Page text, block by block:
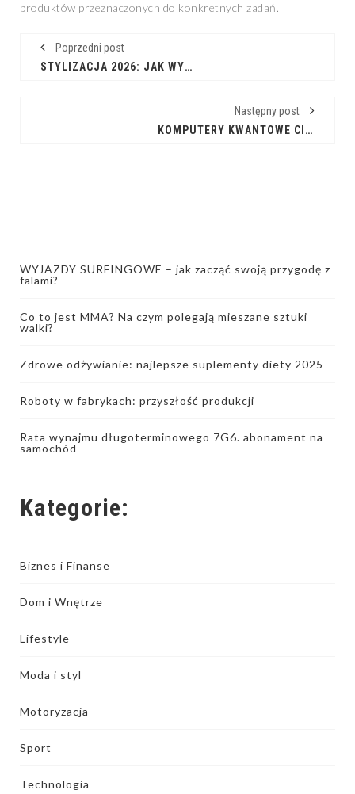
produktów przeznaczonych do konkretnych zadań.
Poprzedni post
STYLIZACJA 2026: JAK WYGLĄDAĆ MODNIE I WYPRZEDZIĆ TRENDY
Następny post
KOMPUTERY KWANTOWE CIRQ: TWÓJ KLUCZ DO REWOLUCJI
WYJAZDY SURFINGOWE – jak zacząć swoją przygodę z
falami?
Co to jest MMA? Na czym polegają mieszane sztuki
walki?
Zdrowe odżywianie: najlepsze suplementy diety 2025
Roboty w fabrykach: przyszłość produkcji
Rata wynajmu długoterminowego 7G6. abonament na
samochód
Kategorie:
Biznes i Finanse
Dom i Wnętrze
Lifestyle
Moda i styl
Motoryzacja
Sport
Technologia